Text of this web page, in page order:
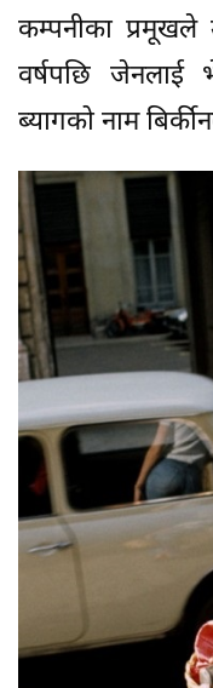
कम्पनीका
वर्षपछि जेनलाई
ब्यागको नाम